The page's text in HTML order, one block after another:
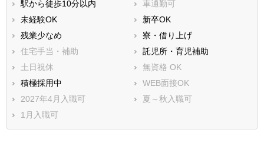
駅から徒歩10分以内
車通勤可
未経験OK
新卒OK
残業少なめ
寮・借り上げ
住宅手当・補助
託児所・育児補助
土日祝休
無資格 OK
積極採用中
WEB面接OK
2027年4月入職可
夏～秋入職可
1月入職可